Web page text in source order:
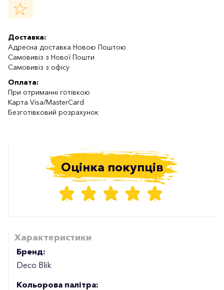
Доставка:
Адресна доставка Новою Поштою
Самовивіз з Нової Пошти
Самовивіз з офісу
Оплата:
При отриманні готівкою
Карта Visa/MasterCard
Безготівковий розрахунок
Оцінка покупців
Характеристики
Бренд:
Deco Blik
Кольорова палітра: